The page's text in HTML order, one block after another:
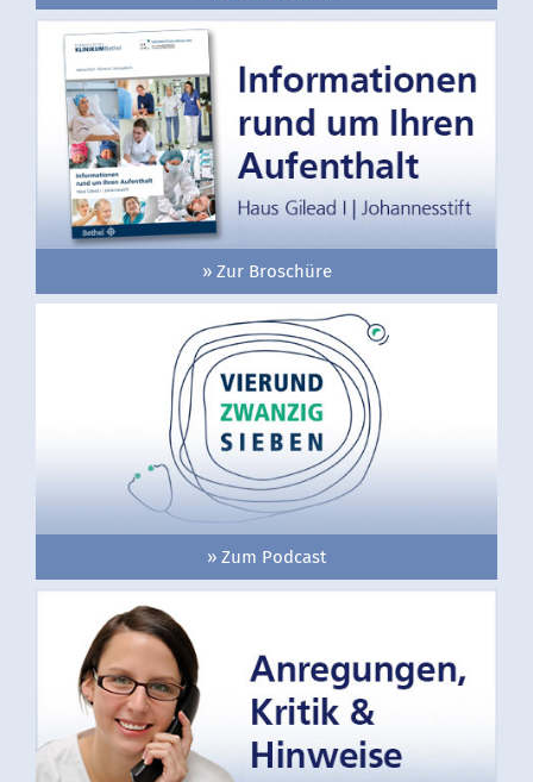
» Zur Broschüre
» Zum Podcast